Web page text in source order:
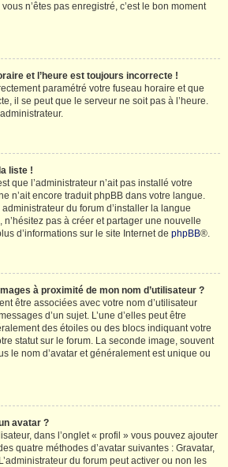
n’êtes pas enregistré, c’est le bon moment
et l’heure est toujours incorrecte !
paramétré votre fuseau horaire et que
il se peut que le serveur ne soit pas à l’heure.
liste !
que l’administrateur n’ait pas installé votre
n’ait encore traduit phpBB dans votre langue.
du forum d’installer la langue
n’hésitez pas à créer et partager une nouvelle
d’informations sur le site Internet de phpBB®.
à proximité de mon nom d’utilisateur ?
être associées avec votre nom d’utilisateur
d’un sujet. L’une d’elles peut être
des étoiles ou des blocs indiquant votre
statut sur le forum. La seconde image, souvent
le nom d’avatar et généralement est unique ou
avatar ?
dans l’onglet « profil » vous pouvez ajouter
quatre méthodes d’avatar suivantes : Gravatar,
du forum peut activer ou non les